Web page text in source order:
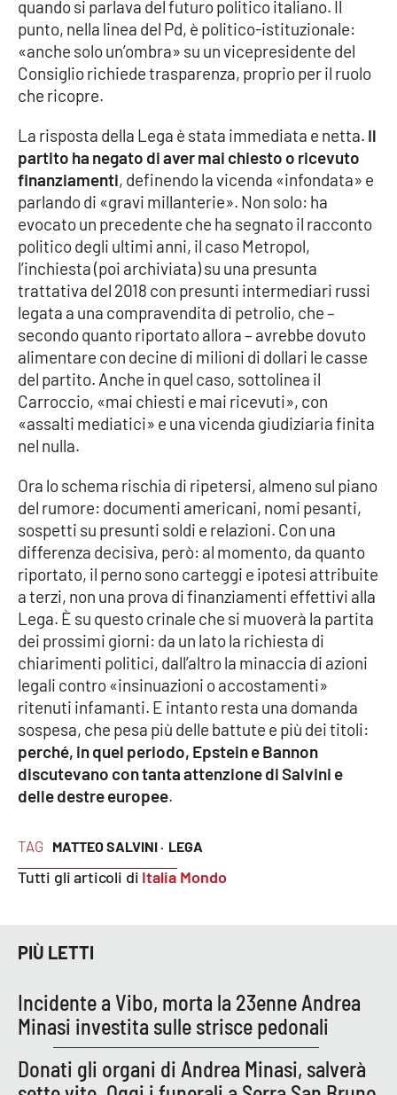
SPECIALI
Buona Sanità Calabria
Destinazioni
Eventi
Food
Storie
LAC
NETWORK
Lacplay.it
Lactv.it
Laconair.it
Lacitymag.it
Lacapitalenews.it
Ilreggino.it
Cosenzachannel.it
Ilvibonese.it
Catanzarochannel.it
Android
TAG MATTEO SALVINI · LEGA
Tutti gli articoli di Italia Mondo
quando si parlava del futuro politico italiano. Il
punto, nella linea del Pd, è politico-istituzionale:
«anche solo un’ombra» su un vicepresidente del
Consiglio richiede trasparenza, proprio per il ruolo
che ricopre.
La risposta della Lega è stata immediata e netta. Il
partito ha negato di aver mai chiesto o ricevuto
finanziamenti, definendo la vicenda «infondata» e
parlando di «gravi millanterie». Non solo: ha
evocato un precedente che ha segnato il racconto
politico degli ultimi anni, il caso Metropol,
l’inchiesta (poi archiviata) su una presunta
trattativa del 2018 con presunti intermediari russi
legata a una compravendita di petrolio, che –
secondo quanto riportato allora – avrebbe dovuto
alimentare con decine di milioni di dollari le casse
del partito. Anche in quel caso, sottolinea il
Carroccio, «mai chiesti e mai ricevuti», con
«assalti mediatici» e una vicenda giudiziaria finita
nel nulla.
Ora lo schema rischia di ripetersi, almeno sul piano
del rumore: documenti americani, nomi pesanti,
sospetti su presunti soldi e relazioni. Con una
differenza decisiva, però: al momento, da quanto
riportato, il perno sono carteggi e ipotesi attribuite
a terzi, non una prova di finanziamenti effettivi alla
Lega. È su questo crinale che si muoverà la partita
dei prossimi giorni: da un lato la richiesta di
chiarimenti politici, dall’altro la minaccia di azioni
legali contro «insinuazioni o accostamenti»
ritenuti infamanti. E intanto resta una domanda
sospesa, che pesa più delle battute e più dei titoli:
perché, in quel periodo, Epstein e Bannon
discutevano con tanta attenzione di Salvini e
delle destre europee.
PIÙ LETTI
Incidente a Vibo, morta la 23enne Andrea
Minasi investita sulle strisce pedonali
Donati gli organi di Andrea Minasi, salverà